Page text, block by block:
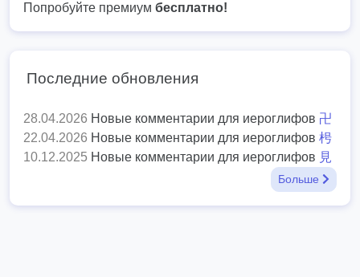
Попробуйте премиум бесплатно!
Последние обновления
28.04.2026 Новые комментарии для иероглифов 卍
22.04.2026 Новые комментарии для иероглифов 枵
10.12.2025 Новые комментарии для иероглифов 見
Больше